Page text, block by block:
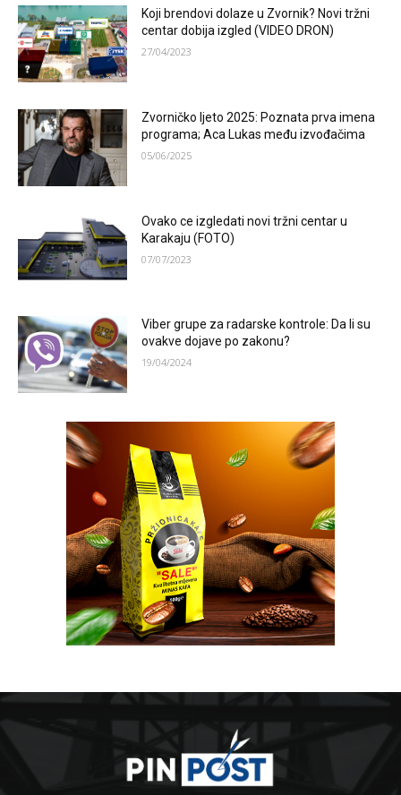
Koji brendovi dolaze u Zvornik? Novi tržni
centar dobija izgled (VIDEO DRON)
27/04/2023
Zvorničko ljeto 2025: Poznata prva imena
programa; Aca Lukas među izvođačima
05/06/2025
Ovako ce izgledati novi tržni centar u
Karakaju (FOTO)
07/07/2023
Viber grupe za radarske kontrole: Da li su
ovakve dojave po zakonu?
19/04/2024